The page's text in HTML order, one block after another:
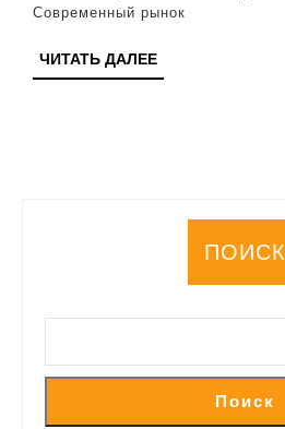
Современный рынок
ЧИТАТЬ ДАЛЕЕЧИТАТЬ
ДАЛЕЕ
ПОИСК
Поиск